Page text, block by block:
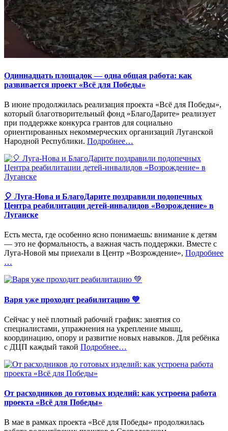
Одиннадцать площадок — одна общая работа: как
развивается проект «Всё для Победы»
В июне продолжилась реализация проекта «Всё для Победы»,
который благотворительный фонд «БлагоДарите» реализует
при поддержке конкурса грантов для социально
ориентированных некоммерческих организаций Луганской
Народной Республики. Подробнее«%s»
…
🎈 Луга-Нова и БлагоДарите поздравили подопечных
Центра реабилитации детей-инвалидов «Возрождение» в
Луганске
Есть места, где особенно ясно понимаешь: внимание к детям
— это не формальность, а важная часть поддержки. Вместе с
Луга-Новой мы приехали в Центр «Возрождение», Подробнее
…
Варя уже проходит реабилитацию 💚
Сейчас у неё плотный рабочий график: занятия со
специалистами, упражнения на укрепление мышц,
координацию, опору и развитие новых навыков. Для ребёнка
с ДЦП каждый такой Подробнее«%s»
…
От расходников до готовых изделий: как устроена работа
проекта «Всё для Победы»
В мае в рамках проекта «Всё для Победы» продолжилась